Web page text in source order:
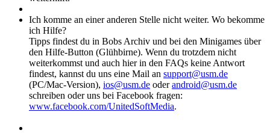
Ich komme an einer anderen Stelle nicht weiter. Wo bekomme
ich Hilfe?
Tipps findest du in Bobs Archiv und bei den Minigames über
den Hilfe-Button (Glühbirne). Wenn du trotzdem nicht
weiterkommst und auch hier in den FAQs keine Antwort
findest, kannst du uns eine Mail an support@usm.de
(PC/Mac-Version), ios@usm.de oderandroid@usm.de
schreiben oder uns bei Facebook fragen:
www.facebook.com/UnitedSoftMedia.